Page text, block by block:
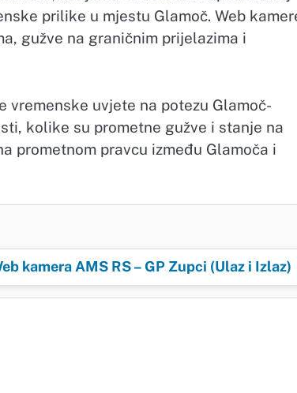
prilike u mjestu Glamoč. Web
gužve na graničnim prijelazima i
vremenske uvjete na potezu Glamoč-
kolike su prometne gužve i stanje na
prometnom pravcu između Glamoča i
kamera AMS RS – GP Zupci (Ulaz i Izlaz)